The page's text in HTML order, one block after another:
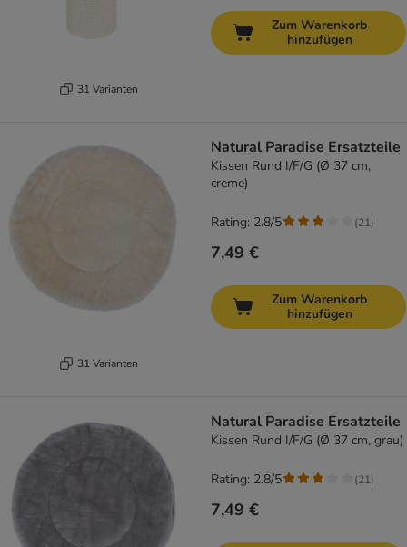
31 Varianten
Zum Warenkorb
hinzufügen
31 Varianten
Natural Paradise Ersatzteile
Kissen Rund I/F/G (Ø 37 cm,
creme)
7,49 €
Rating: 2.8/5 (21)
Zum Warenkorb
hinzufügen
Natural Paradise Ersatzteile
Kissen Rund I/F/G (Ø 37 cm, grau)
7,49 €
Rating: 2.8/5 (21)